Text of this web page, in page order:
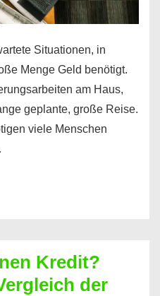
Situationen, in
Menge Geld benötigt.
am Haus,
geplante, große Reise.
viele Menschen
Kredit?
der